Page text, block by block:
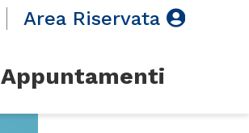
Area Riservata
Appuntamenti